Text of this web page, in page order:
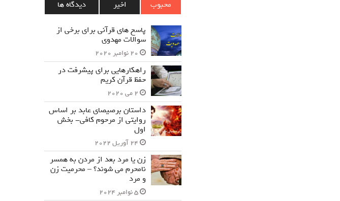
محبوب اخیر دیدگاه ها
پاسخ های قرآنی برای برخی از
سوالات مهدوی
20 نوامبر 2020
راهکارهایی برای پیشرفت در
حفظ قرآن کریم
2 می 2020
داستان برصیصای عابد بر اساس
روایتی از مرحوم کافی- بخش
اول
24 آوریل 2022
زن یا مرد بعد از مردن به همسر
نامحرم می شوند؟ – محرمیت زن
و مرد
5 نوامبر 2024